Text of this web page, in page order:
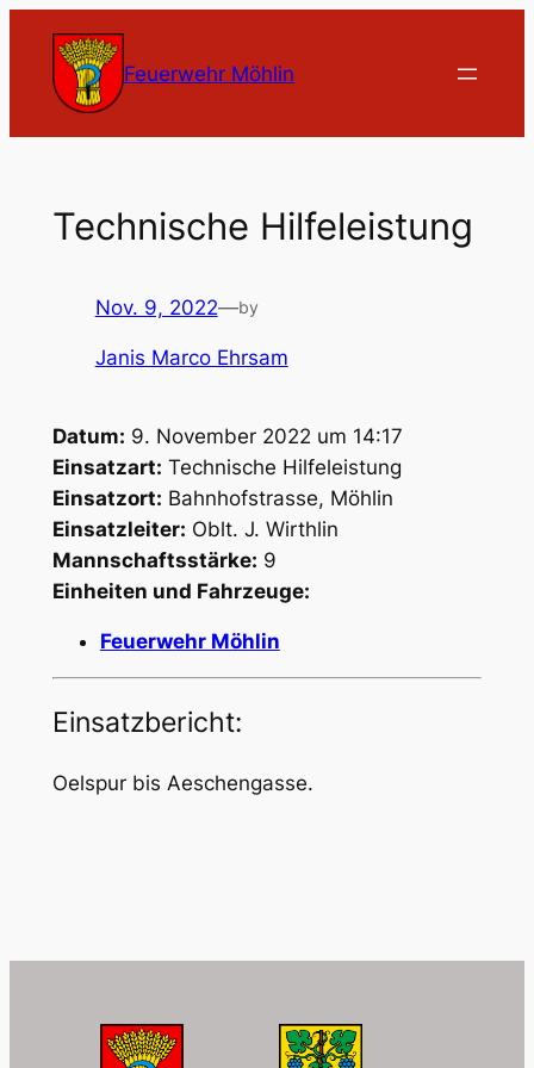
Inhalt
springen
Feuerwehr Möhlin
Technische Hilfeleistung
Nov. 9, 2022—by
Janis Marco Ehrsam
Datum: 9. November 2022 um 14:17
Einsatzart: Technische Hilfeleistung
Einsatzort: Bahnhofstrasse, Möhlin
Einsatzleiter: Oblt. J. Wirthlin
Mannschaftsstärke: 9
Einheiten und Fahrzeuge:
Feuerwehr Möhlin
Einsatzbericht:
Oelspur bis Aeschengasse.